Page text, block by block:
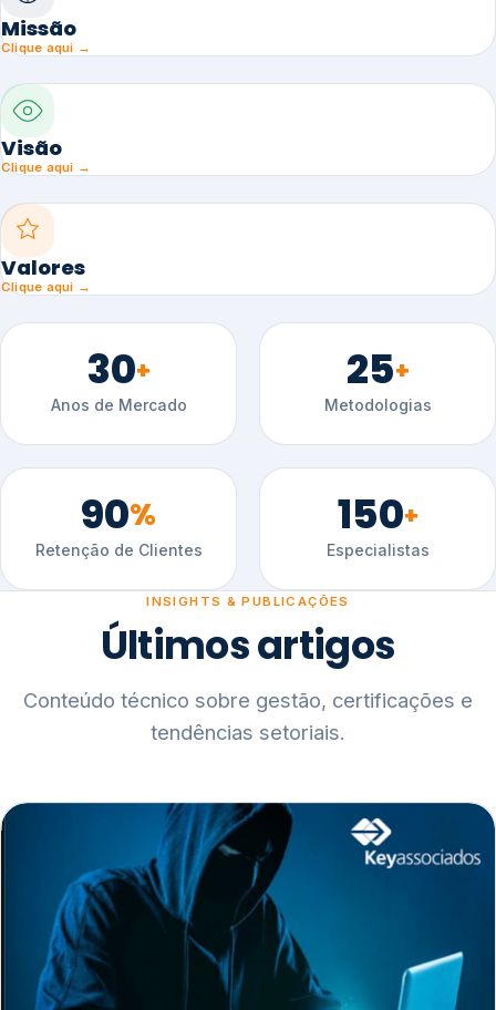
Missão
Clique aqui →
Visão
Clique aqui →
Valores
Clique aqui →
30+
Anos de Mercado
25+
Metodologias
90%
Retenção de Clientes
150+
Especialistas
INSIGHTS & PUBLICAÇÕES
Últimos artigos
Conteúdo técnico sobre gestão, certificações e
tendências setoriais.